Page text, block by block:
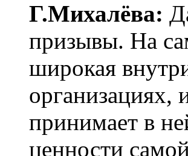
Г.Михалёва:
призывы. На
широкая
организациях,
принимает в
ценности